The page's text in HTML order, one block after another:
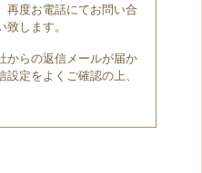
再度お電話にてお問い合
します。
からの返信メールが届か
定をよくご確認の上、